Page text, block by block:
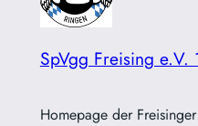
SpVgg Freising e.V.
Homepage der